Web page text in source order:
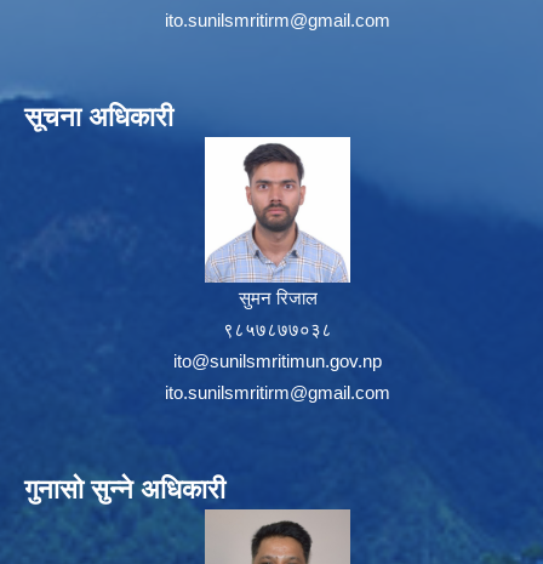
ito.sunilsmritirm@gmail.com
सूचना अधिकारी
सुमन रिजाल
९८५७८७७०३८
ito@sunilsmritimun.gov.np
ito.sunilsmritirm@gmail.com
गुनासो सुन्ने अधिकारी